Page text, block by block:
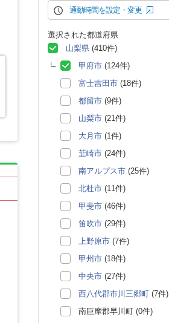
通勤時間を設定・変更
選択された都道府県
山梨県 (410件)
甲府市 (124件)
富士吉田市 (18件)
都留市 (9件)
山梨市 (21件)
大月市 (1件)
韮崎市 (24件)
南アルプス市 (25件)
北杜市 (11件)
甲斐市 (46件)
笛吹市 (29件)
上野原市 (7件)
甲州市 (18件)
中央市 (27件)
西八代郡市川三郷町 (7件)
南巨摩郡早川町 (0件)